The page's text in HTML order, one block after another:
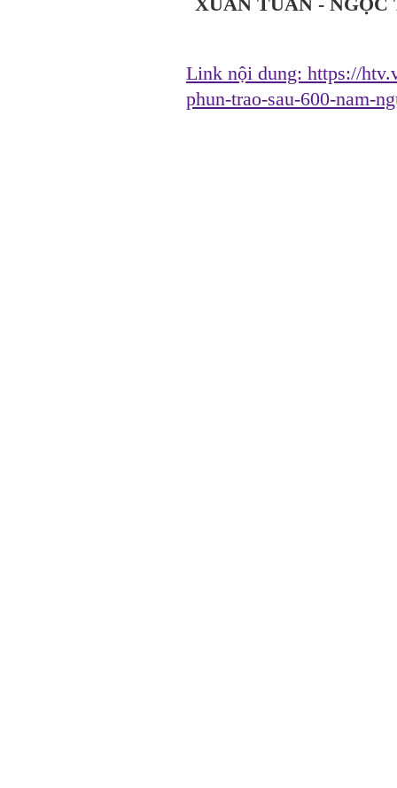
Link nội dung: https://
phun-trao-sau-600-nam-